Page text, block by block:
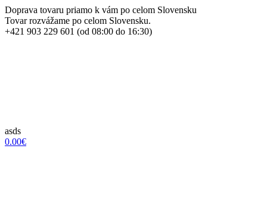
Doprava tovaru priamo k vám po celom Slovensku
Tovar rozvážame po celom Slovensku.
+421 903 229 601 (od 08:00 do 16:30)
asds
0.00€